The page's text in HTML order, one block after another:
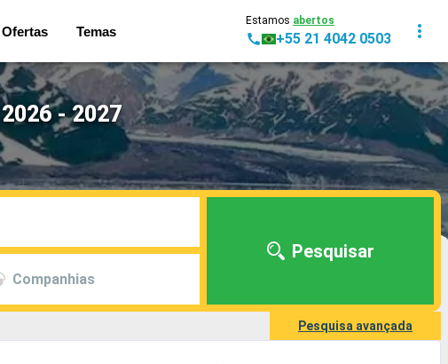
Ofertas Temas
Estamos abertos
+55 21 4042 0503
- 2027
Companhias
Pesquisar
Pesquisa avançada